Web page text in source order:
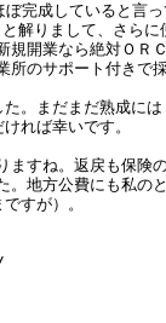
完成していると言
解りまして、さらに
規開業なら絶対ＯＲ
所のサポート付きで
。まだまだ熟成には
れば幸いです。
ますね。返戻も保険
。地方公費にも私の
すが）。